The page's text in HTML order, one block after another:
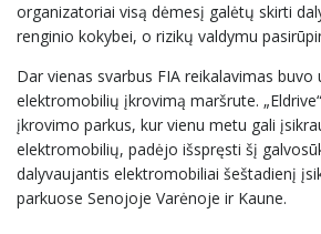
organizatoriai visą dėmesį galėtų skirti
renginio kokybei, o rizikų valdymu
Dar vienas svarbus FIA reikalavimas buvo
elektromobilių įkrovimą maršrute.
įkrovimo parkus, kur vienu metu gali
elektromobilių, padėjo išspręsti šį
dalyvaujantis elektromobiliai šeštadienį
parkuose Senojoje Varėnoje ir Kaune.